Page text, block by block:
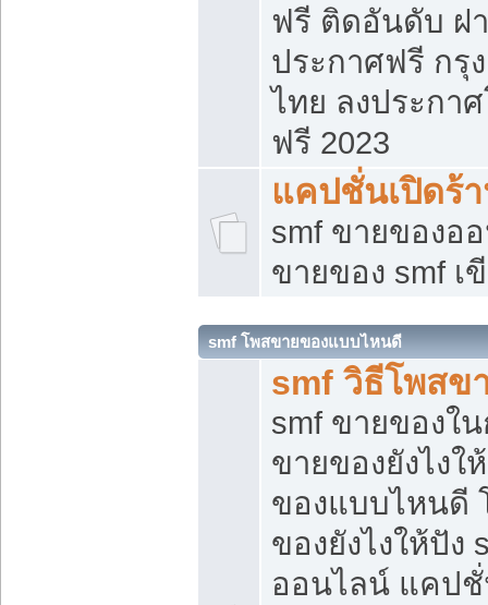
ฟรี ติดอันดับ ฝ
ประกาศฟรี กรุ
ไทย ลงประกา
ฟรี 2023
แคปชั่นเปิดร้
smf ขายของอ
ขายของ smf เ
smf โพสขายของแบบไหนดี
smf วิธีโพสข
smf ขายของใ
ขายของยังไง
ของแบบไหนดี
ของยังไงให้ปั
ออนไลน์ แคป